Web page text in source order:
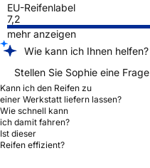
EU-Reifenlabel
7,2
mehr anzeigen
Wie kann ich Ihnen helfen?
Stellen Sie Sophie eine Frage
Kann ich den Reifen zu
einer Werkstatt liefern lassen?
Wie schnell kann
ich damit fahren?
Ist dieser
Reifen effizient?